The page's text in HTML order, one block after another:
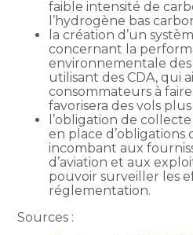
faible intensité de
l’hydrogène bas
la création d’un
concernant la
environnementale
utilisant des CDA, qui
consommateurs à
favorisera des vols
l’obligation de
en place d’obligations
incombant aux
d’aviation et aux
pouvoir surveiller les
réglementation.
Sources :